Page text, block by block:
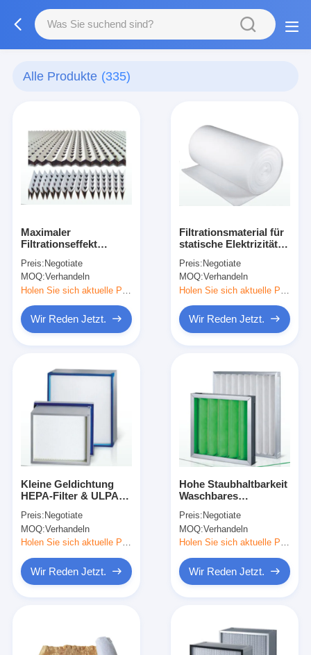
Alle Produkte (335)
Maximaler
Filtrationseffekt
Preis: Negotiate
MOQ:Verhandeln
Wir Reden Jetzt.
Filtrationsmaterial für
statische Elektrizität
Niederdruckabfall
Preis: Negotiate
MOQ:Verhandeln
Wir Reden Jetzt.
Kleine Geldichtung
HEPA-Filter & ULPA-
Filterfläche
Langlebigkeit
Preis: Negotiate
MOQ:Verhandeln
Wir Reden Jetzt.
Hohe Staubhaltbarkeit
Waschbares
Niedriger Widerstand
Preis: Negotiate
MOQ:Verhandeln
Wir Reden Jetzt.